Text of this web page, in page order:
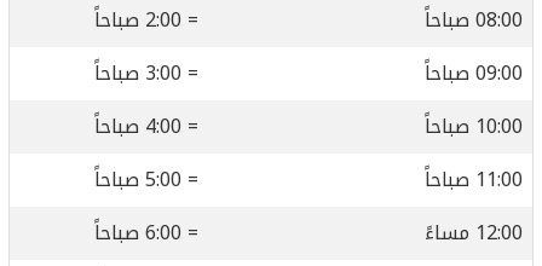
08:00 صباحاً
= 2:00 صباحاً
09:00 صباحاً
= 3:00 صباحاً
10:00 صباحاً
= 4:00 صباحاً
11:00 صباحاً
= 5:00 صباحاً
12:00 مساءً
= 6:00 صباحاً